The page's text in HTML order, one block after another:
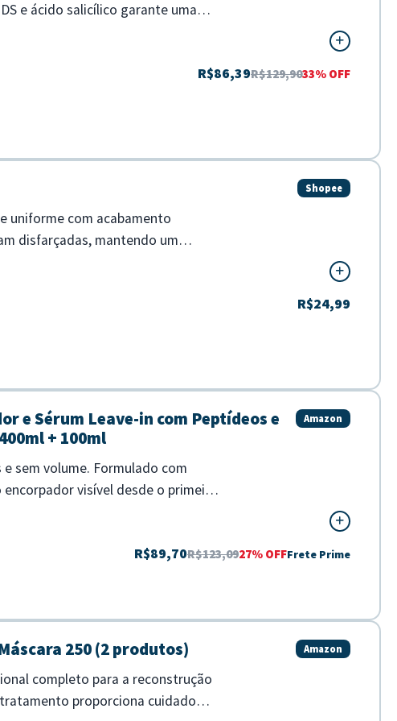
e ácido salicílico garante uma
R$86,39R$129,9033% OFF
Shopee
uniforme com acabamento
disfarçadas, mantendo um
R$24,99
e Sérum Leave-in com Peptídeos e
+ 100ml
Amazon
sem volume. Formulado com
visível desde o primeiro
R$89,70R$123,0927% OFFFrete Prime
250 (2 produtos) Amazon
completo para a reconstrução
proporciona cuidado